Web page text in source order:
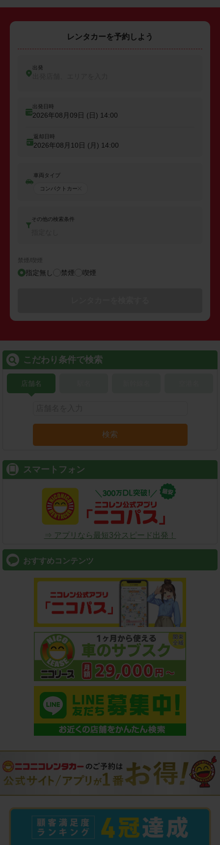
レンタカーを予約しよう
出発
出発日時
2026年08月09日 (日) 14:00
返却日時
2026年08月10日 (月) 14:00
車両タイプ
コンパクトカー
その他の検索条件
禁煙/喫煙
指定無し 禁煙 喫煙
こだわり条件で検索
店舗名
検索
スマートフォン
⇒ アプリなら最短3分スピード出発！
おすすめコンテンツ